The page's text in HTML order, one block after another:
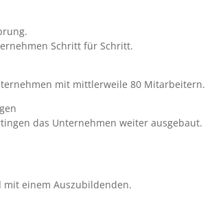
Schritt für Schritt.
mit mittlerweile 80 Mitarbeitern.
das Unternehmen weiter ausgebaut.
einem Auszubildenden.